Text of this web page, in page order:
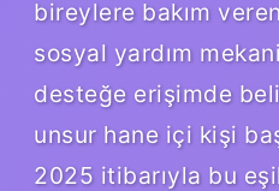
bireylere bakım
sosyal yardım
desteğe erişimde
unsur hane içi kişi
2025 itibarıyla bu